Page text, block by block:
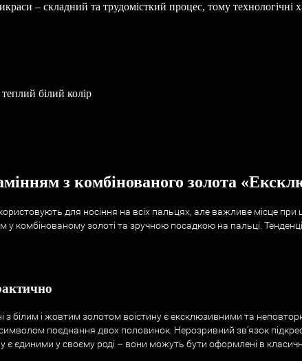
– складний та трудомісткий процес, тому
білий колір
з комбінованого золота
для носіння на всіх пальцях, але важливе місце при
комбінованому золоті та зручною посадкою на пальці.
білим і жовтим золотом воістину є ексклюзивними та
поєднання двох половинок. Нерозривний зв’язок
є єдиними у своєму роді – вони можуть бути оформлені в